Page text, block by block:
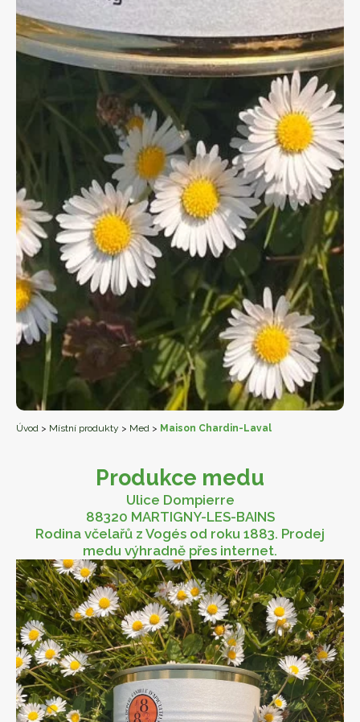
Úvod > Místní produkty > Med > Maison Chardin-Laval
Produkce medu
Ulice Dompierre
88320 MARTIGNY-LES-BAINS
Rodina včelařů z Vogés od roku 1883. Prodej
medu výhradně přes internet.